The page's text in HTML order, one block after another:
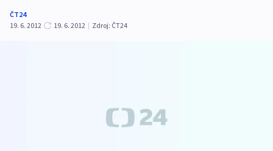
ČT24
19. 6. 2012
19. 6. 2012 | Zdroj: ČT24